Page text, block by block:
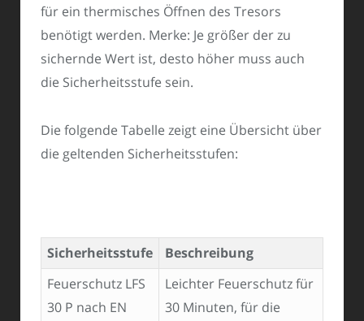
für ein thermisches Öffnen des Tresors
benötigt werden. Merke: Je größer der zu
sichernde Wert ist, desto höher muss auch
die Sicherheitsstufe sein.
Die folgende Tabelle zeigt eine Übersicht über
die geltenden Sicherheitsstufen:
Sicherheitsstufe
Beschreibung
Feuerschutz LFS
30 P nach EN
Leichter Feuerschutz für
30 Minuten, für die